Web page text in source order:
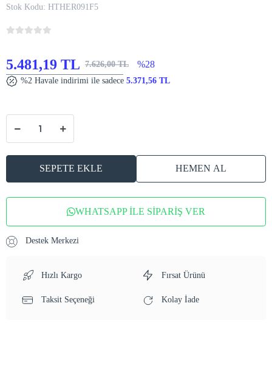
Stok Kodu: HTHER091F5
5.481,19 TL 7.626,00 TL %28
%2 Havale indirimi ile sadece 5.371,56 TL
SEPETE EKLE HEMEN AL
WHATSAPP İLE SİPARİŞ VER
Destek Merkezi
Hızlı Kargo Fırsat Ürünü
Taksit Seçeneği Kolay İade